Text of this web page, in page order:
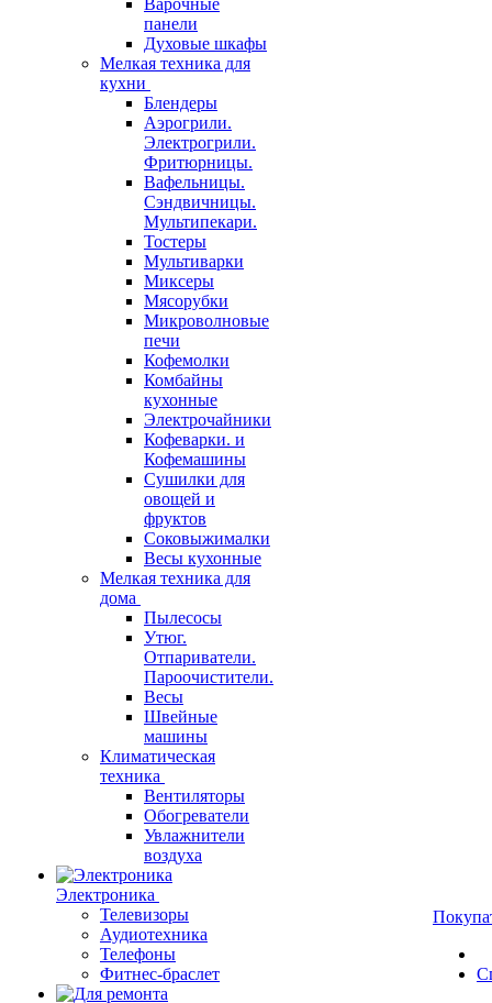
Варочные
панели
Духовые шкафы
Мелкая техника для
кухни
Блендеры
Аэрогрили.
Электрогрили.
Фритюрницы.
Вафельницы.
Сэндвичницы.
Мультипекари.
Тостеры
Мультиварки
Миксеры
Мясорубки
Микроволновые
печи
Кофемолки
Комбайны
кухонные
Электрочайники
Кофеварки. и
Кофемашины
Сушилки для
овощей и
фруктов
Соковыжималки
Весы кухонные
Мелкая техника для
дома
Пылесосы
Утюг.
Отпариватели.
Пароочистители.
Весы
Швейные
машины
Климатическая
техника
Вентиляторы
Обогреватели
Увлажнители
воздуха
Электроника
Телевизоры
Аудиотехника
Телефоны
Фитнес-браслет